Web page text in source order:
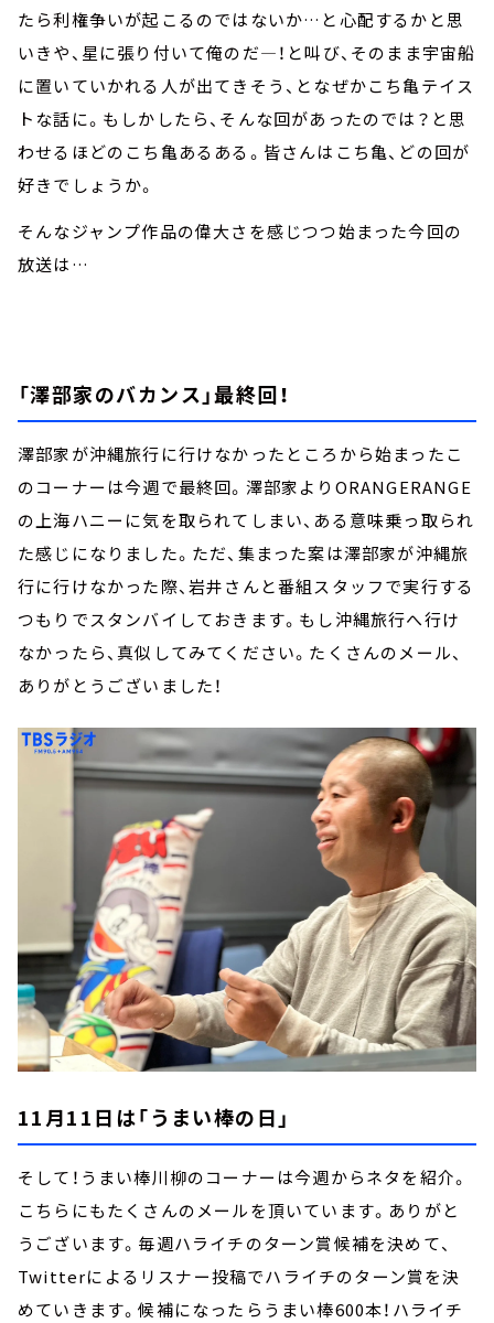
たら利権争いが起こるのではないか…と心配するかと思
いきや、星に張り付いて俺のだ―！と叫び、そのまま宇宙船
に置いていかれる人が出てきそう、となぜかこち亀テイス
トな話に。もしかしたら、そんな回があったのでは？と思
わせるほどのこち亀あるある。皆さんはこち亀、どの回が
好きでしょうか。
そんなジャンプ作品の偉大さを感じつつ始まった今回の
放送は…
「澤部家のバカンス」最終回！
澤部家が沖縄旅行に行けなかったところから始まったこ
のコーナーは今週で最終回。澤部家よりORANGERANGE
の上海ハニーに気を取られてしまい、ある意味乗っ取られ
た感じになりました。ただ、集まった案は澤部家が沖縄旅
行に行けなかった際、岩井さんと番組スタッフで実行する
つもりでスタンバイしておきます。もし沖縄旅行へ行け
なかったら、真似してみてください。たくさんのメール、
ありがとうございました！
11月11日は「うまい棒の日」
そして！うまい棒川柳のコーナーは今週からネタを紹介。
こちらにもたくさんのメールを頂いています。ありがと
うございます。毎週ハライチのターン賞候補を決めて、
Twitterによるリスナー投稿でハライチのターン賞を決
めていきます。候補になったらうまい棒600本！ハライチ